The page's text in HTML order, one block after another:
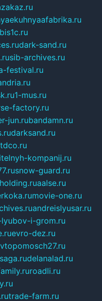
dark-sand.ru
sib-archives.ru
festival.ru
1-mus.ru
factory.ru
jun.rubandamn.ru
darksand.ru
kompanij.ru
snow-guard.ru
aalse.ru
movie-one.ru
andreislyusar.ru
i-grom.ru
evro-dez.ru
delanalad.ru
roadli.ru
trade-farm.ru